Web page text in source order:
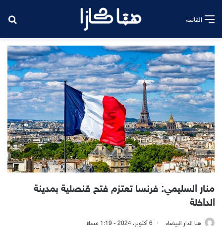
القائمة
منار السليمي: فرنسا تعتزم فتح قنصلية بمدينة
الداخلة
هنا الدار البيضاء 6 أكتوبر، 2024 - 1:19 مساءً